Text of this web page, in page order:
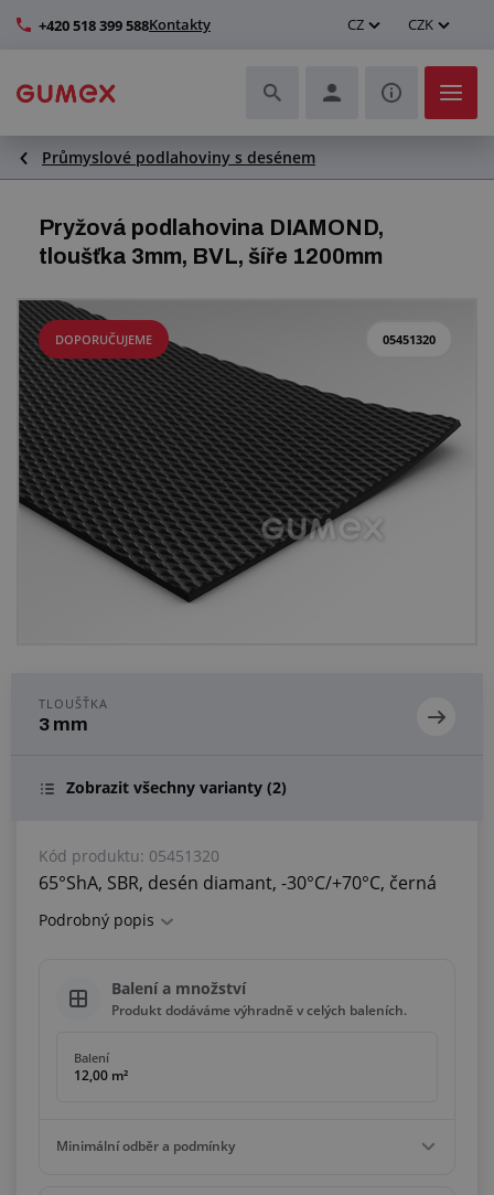
+420 518 399 588Kontakty CZ CZK
Hadice a jejich kompletace
Profily a výroba těsnění
Dopravníkové pásy a montáž
Zlepšení pracovního prostředí
Další pryžové a plastové výrobky
Centrum poptávek
Vše o nákupu
Průmyslové podlahoviny s desénem
Pryžová podlahovina DIAMOND,
tloušťka 3mm, BVL, šíře 1200mm
05451320
DOPORUČUJEME
TLOUŠŤKA
3 mm
Zobrazit všechny varianty (2)
Kód produktu: 05451320
65°ShA, SBR, desén diamant, -30°C/+70°C, černá
Podrobný popis
Balení a množství
Produkt dodáváme výhradně v celých baleních.
Balení
12,00 m²
Minimální odběr a podmínky